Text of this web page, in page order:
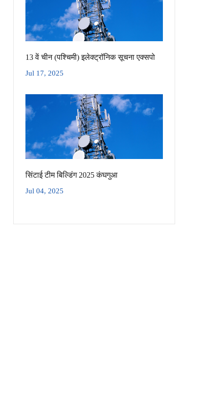
13 वें चीन (पश्चिमी) इलेक्ट्रॉनिक सूचना एक्सपो
Jul 17, 2025
सिंटाई टीम बिल्डिंग 2025 कंघगुआ
Jul 04, 2025